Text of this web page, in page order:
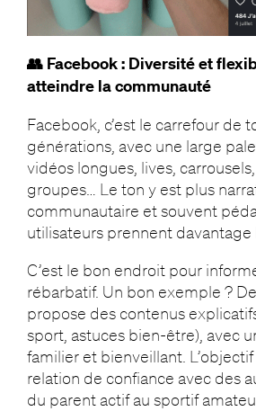
👥 Facebook : Diversité et
atteindre la communauté
Facebook, c’est le carrefour de
générations, avec une large
vidéos longues, lives,
groupes… Le ton y est plus
communautaire et souvent
utilisateurs prennent davantage
C’est le bon endroit pour
rébarbatif. Un bon exemple ?
propose des contenus
sport, astuces bien-être), avec
familier et bienveillant.
relation de confiance avec des
du parent actif au sportif